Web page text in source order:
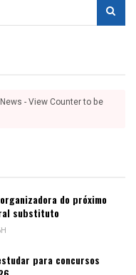
- View Counter to be
do próximo
substituto
para concursos